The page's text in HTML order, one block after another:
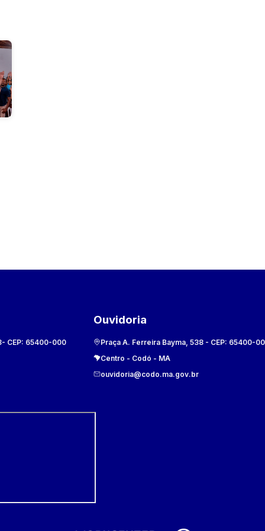
- CEP: 65400-000
Ouvidoria
Praça A. Ferreira Bayma, 538- CEP: 65400-
Centro - Codó - MA
ouvidoria@codo.ma.gov.br